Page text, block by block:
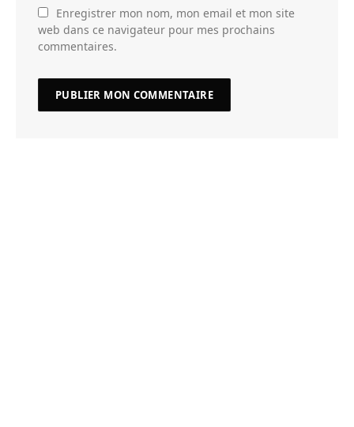
Enregistrer mon nom, mon email et mon site
web dans ce navigateur pour mes prochains
commentaires.